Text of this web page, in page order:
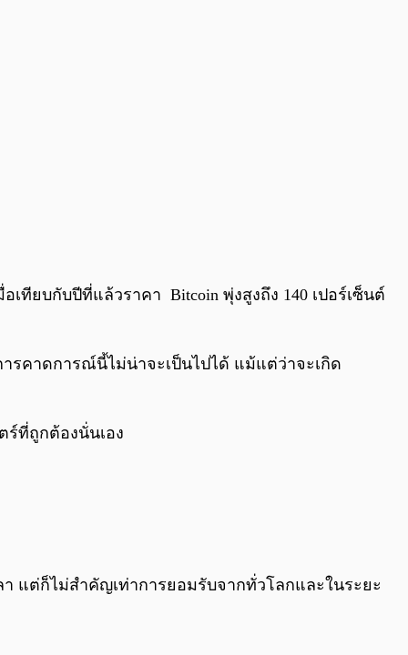
ทียบกับปีที่แล้วราคา Bitcoin พุ่งสูงถึง 140 เปอร์เซ็นต์
รคาดการณ์นี้ไม่น่าจะเป็นไปได้ แม้แต่ว่าจะเกิด
ที่ถูกต้องนั่นเอง
แต่ก็ไม่สำคัญเท่าการยอมรับจากทั่วโลกและในระยะ